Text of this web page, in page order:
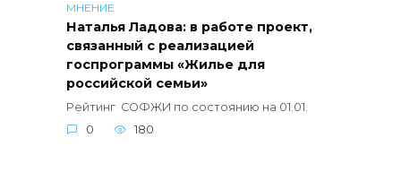
МНЕНИЕ
Наталья Ладова: в работе проект,
связанный с реализацией
госпрограммы «Жилье для
российской семьи»
Рейтинг СОФЖИ по состоянию на 01.01.
0
180